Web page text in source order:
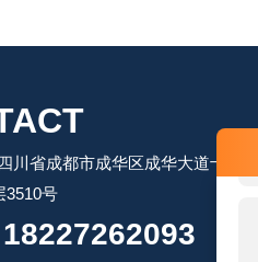
川省成都市成华区成华大道十里
3510号